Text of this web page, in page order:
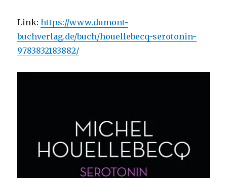
Link:https://www.dumont-
buchverlag.de/buch/houellebecq-serotonin-
9783832183882/